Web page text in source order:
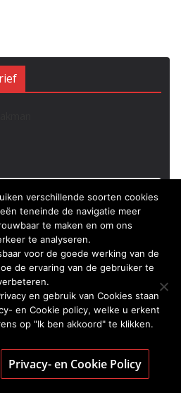
verschillende soorten cookies
teneinde de navigatie meer
te maken en om ons
te analyseren.
voor de goede werking van de
de ervaring van de gebruiker te
en gebruik van Cookies staan
en Cookie policy, welke u erkent
op "Ik ben akkoord" te klikken.
Privacy- en Cookie Policy